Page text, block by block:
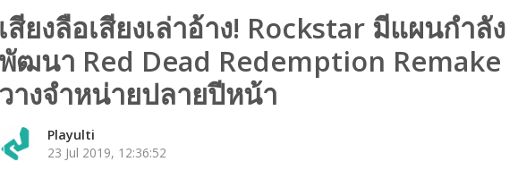
เสียงลือเสียงเล่าอ้าง! Rockstar มีแผนกำลัง
ฒนา Red Dead Redemption Remake
วางจำหน่ายปลายปีหน้า
Playulti
23 Jul 2019, 12:36:52